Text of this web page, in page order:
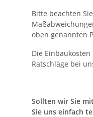
Bitte beachten
oben genannten
Die
Ratschläge bei
Sollten wir Sie
Sie uns einfach